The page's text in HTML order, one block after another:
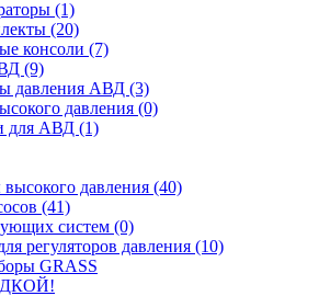
(1)
(20)
консоли (7)
(9)
давления АВД (3)
давления (0)
для АВД (1)
давления (40)
(41)
систем (0)
регуляторов давления (10)
GRASS